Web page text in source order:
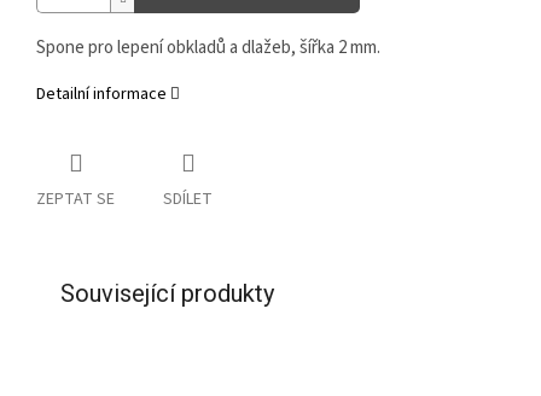
Spone pro lepení obkladů a dlažeb, šířka 2 mm.
Detailní informace
ZEPTAT SE SDÍLET
Související produkty